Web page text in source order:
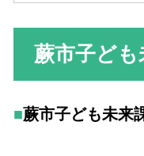
蕨市子ど
蕨市子ども未来